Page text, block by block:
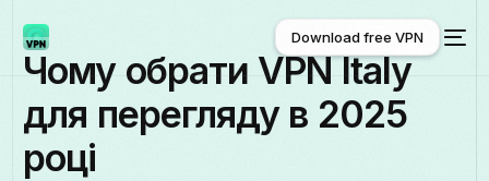
Download free VPN
Download free VPN
Чому обрати VPN Italy
для перегляду в 2025
році